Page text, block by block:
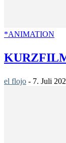
*ANIMATION
el flojo - 7. Juli